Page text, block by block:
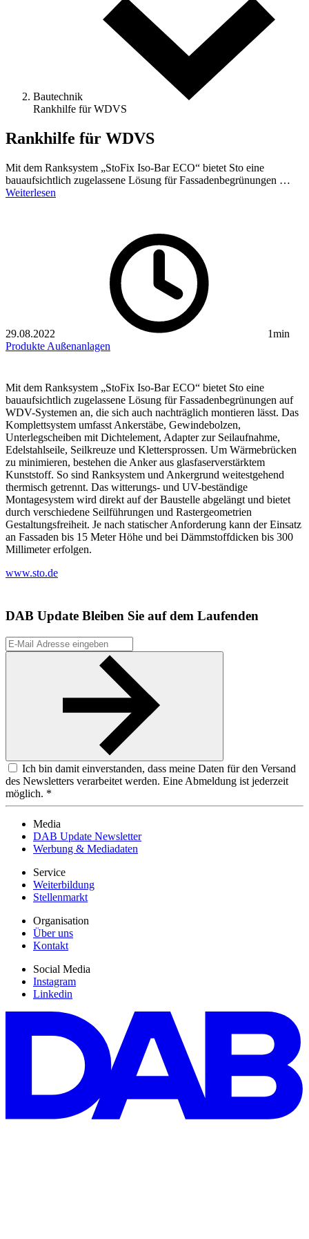
Bautechnik
Rankhilfe für WDVS
Rankhilfe für WDVS
Mit dem Ranksystem „StoFix Iso-Bar ECO“ bietet Sto eine
bauaufsichtlich zugelassene Lösung für Fassadenbegrünungen …
Weiterlesen
29.08.2022
1min
Produkte Außenanlagen
Mit dem Ranksystem „StoFix Iso-Bar ECO“ bietet Sto eine
bauaufsichtlich zugelassene Lösung für Fassadenbegrünungen auf
WDV-Systemen an, die sich auch nachträglich montieren lässt. Das
Komplettsystem umfasst Ankerstäbe, Gewindebolzen,
Unterlegscheiben mit Dichtelement, Adapter zur Seilaufnahme,
Edelstahlseile, Seilkreuze und Klettersprossen. Um Wärmebrücken
zu minimieren, bestehen die Anker aus glasfaserverstärktem
Kunststoff. So sind Ranksystem und Ankergrund weitestgehend
thermisch getrennt. Das witterungs- und UV-beständige
Montagesystem wird direkt auf der Baustelle abgelängt und bietet
durch verschiedene Seilführungen und Rastergeometrien
Gestaltungsfreiheit. Je nach statischer Anforderung kann der Einsatz
an Fassaden bis 15 Meter Höhe und bei Dämmstoffdicken bis 300
Millimeter erfolgen.
www.sto.de
DAB Update Bleiben Sie auf dem Laufenden
Ich bin damit einverstanden, dass meine Daten für den Versand
des Newsletters verarbeitet werden. Eine Abmeldung ist jederzeit
möglich. *
Media
DAB Update Newsletter
Werbung & Mediadaten
Service
Weiterbildung
Stellenmarkt
Organisation
Über uns
Kontakt
Social Media
Instagram
Linkedin